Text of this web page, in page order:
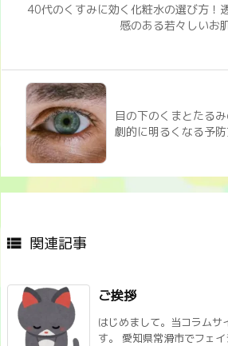
40代のくすみに効く化粧水の選び方！
感のある若々しいお
目の下のくまとたる
劇的に明るくなる予防
 関連記事
ご挨拶
はじめまして。当コラムサ
す。 愛知県常滑市でフェイ